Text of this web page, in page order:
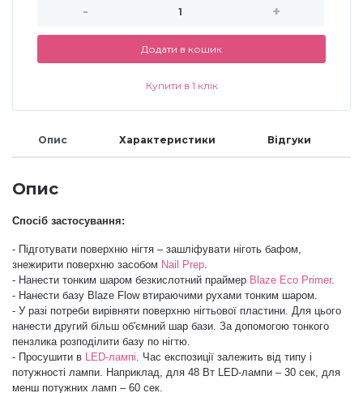
Фольга для лиття (ефект кракелюра)
Аксесуари
- +
Додати в кошик
Купити в 1 клік
Опис Характеристики Відгуки
Опис
Спосіб застосування:
- Підготувати поверхню нігтя – зашліфувати ніготь бафом,
знежирити поверхню засобом Nail Prep
- Нанести тонким шаром безкислотний праймер Blaze Eco Primer.
- Нанести базу Blaze Flow втираючими рухами тонким шаром.
- У разі потреби вирівняти поверхню нігтьової пластини. Для цього
нанести другий більш об'ємний шар бази. За допомогою тонкого
пензлика розподілити базу по нігтю.
- Просушити в
LED-лампі . Час експозиції залежить від типу і
потужності лампи. Наприклад, для 48 Вт LED-лампи – 30 сек, для
менш потужних ламп – 60 сек.